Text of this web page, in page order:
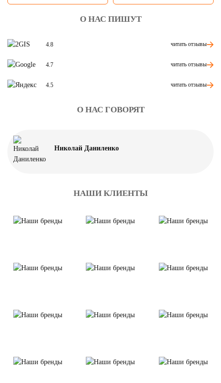
О НАС ПИШУТ
4.8 читать отзывы
4.7 читать отзывы
4.5 читать отзывы
О НАС ГОВОРЯТ
Николай Даниленко
НАШИ КЛИЕНТЫ